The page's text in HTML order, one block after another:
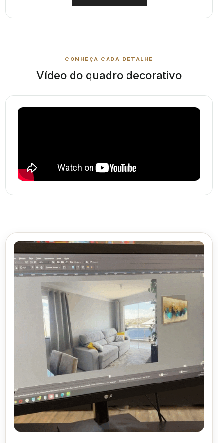
CONHEÇA CADA DETALHE
Vídeo do quadro decorativo